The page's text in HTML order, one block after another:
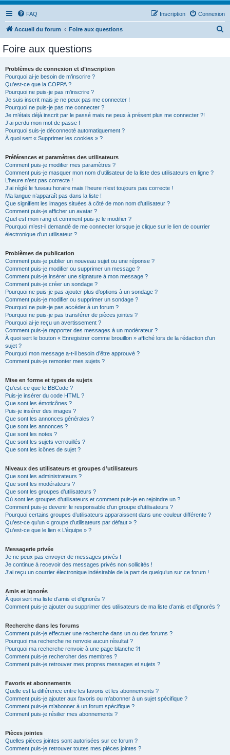
FAQ Connexion
Inscription
Accueil du forum Foire aux questions
Foire aux questions
Problèmes de connexion et d’inscription
Pourquoi ai-je besoin de m’inscrire ?
Qu’est-ce que la COPPA ?
Pourquoi ne puis-je pas m’inscrire ?
Je suis inscrit mais je ne peux pas me connecter !
Pourquoi ne puis-je pas me connecter ?
Je m’étais déjà inscrit par le passé mais ne peux à présent plus me connecter ?!
J’ai perdu mon mot de passe !
Pourquoi suis-je déconnecté automatiquement ?
À quoi sert « Supprimer les cookies » ?
Préférences et paramètres des utilisateurs
Comment puis-je modifier mes paramètres ?
Comment puis-je masquer mon nom d’utilisateur de la liste des utilisateurs en ligne ?
L’heure n’est pas correcte !
J’ai réglé le fuseau horaire mais l’heure n’est toujours pas correcte !
Ma langue n’apparaît pas dans la liste !
Que signifient les images situées à côté de mon nom d’utilisateur ?
Comment puis-je afficher un avatar ?
Quel est mon rang et comment puis-je le modifier ?
Pourquoi m’est-il demandé de me connecter lorsque je clique sur le lien de courrier
électronique d’un utilisateur ?
Problèmes de publication
Comment puis-je publier un nouveau sujet ou une réponse ?
Comment puis-je modifier ou supprimer un message ?
Comment puis-je insérer une signature à mon message ?
Comment puis-je créer un sondage ?
Pourquoi ne puis-je pas ajouter plus d’options à un sondage ?
Comment puis-je modifier ou supprimer un sondage ?
Pourquoi ne puis-je pas accéder à un forum ?
Pourquoi ne puis-je pas transférer de pièces jointes ?
Pourquoi ai-je reçu un avertissement ?
Comment puis-je rapporter des messages à un modérateur ?
À quoi sert le bouton « Enregistrer comme brouillon » affiché lors de la rédaction d’un
sujet ?
Pourquoi mon message a-t-il besoin d’être approuvé ?
Comment puis-je remonter mes sujets ?
Mise en forme et types de sujets
Qu’est-ce que le BBCode ?
Puis-je insérer du code HTML ?
Que sont les émoticônes ?
Puis-je insérer des images ?
Que sont les annonces générales ?
Que sont les annonces ?
Que sont les notes ?
Que sont les sujets verrouillés ?
Que sont les icônes de sujet ?
Niveaux des utilisateurs et groupes d’utilisateurs
Que sont les administrateurs ?
Que sont les modérateurs ?
Que sont les groupes d’utilisateurs ?
Où sont les groupes d’utilisateurs et comment puis-je en rejoindre un ?
Comment puis-je devenir le responsable d’un groupe d’utilisateurs ?
Pourquoi certains groupes d’utilisateurs apparaissent dans une couleur différente ?
Qu’est-ce qu’un « groupe d’utilisateurs par défaut » ?
Qu’est-ce que le lien « L’équipe » ?
Messagerie privée
Je ne peux pas envoyer de messages privés !
Je continue à recevoir des messages privés non sollicités !
J’ai reçu un courrier électronique indésirable de la part de quelqu’un sur ce forum !
Amis et ignorés
À quoi sert ma liste d’amis et d’ignorés ?
Comment puis-je ajouter ou supprimer des utilisateurs de ma liste d’amis et d’ignorés ?
Recherche dans les forums
Comment puis-je effectuer une recherche dans un ou des forums ?
Pourquoi ma recherche ne renvoie aucun résultat ?
Pourquoi ma recherche renvoie à une page blanche ?!
Comment puis-je rechercher des membres ?
Comment puis-je retrouver mes propres messages et sujets ?
Favoris et abonnements
Quelle est la différence entre les favoris et les abonnements ?
Comment puis-je ajouter aux favoris ou m’abonner à un sujet spécifique ?
Comment puis-je m’abonner à un forum spécifique ?
Comment puis-je résilier mes abonnements ?
Pièces jointes
Quelles pièces jointes sont autorisées sur ce forum ?
Comment puis-je retrouver toutes mes pièces jointes ?